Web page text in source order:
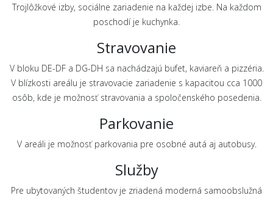
Trojlôžkové izby, sociálne zariadenie na každej izbe. Na každom
poschodí je kuchynka.
Stravovanie
V bloku DE-DF a DG-DH sa nachádzajú bufet, kaviareň a pizzéria.
V blízkosti areálu je stravovacie zariadenie s kapacitou cca 1000
osôb, kde je možnosť stravovania a spoločenského posedenia.
Parkovanie
V areáli je možnosť parkovania pre osobné autá aj autobusy.
Služby
Pre ubytovaných študentov je zriadená moderná samoobslužná